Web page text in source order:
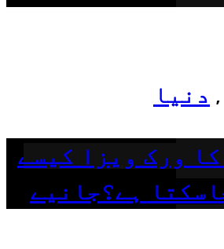
, دنیا
ورک ویزا کیسے
ہے؟جانیے